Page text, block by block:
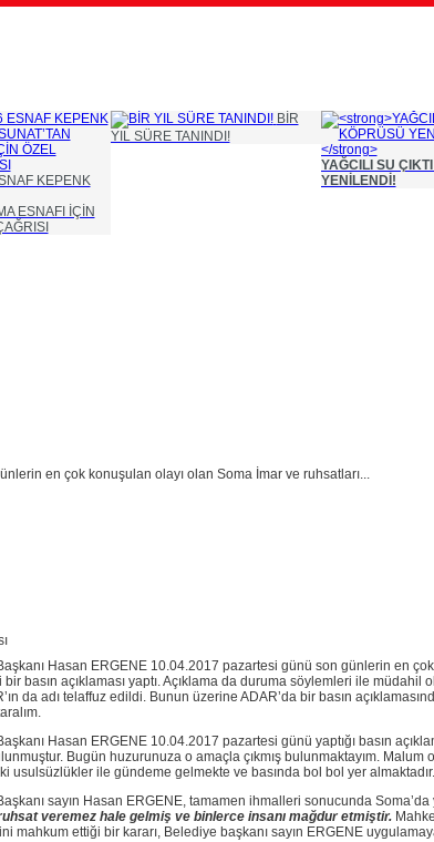
KEPENK
ESNAFI İÇİN
BİR
YIL SÜRE TANINDI!
YAĞCILI SU
YENİLENDİ!
en çok konuşulan olayı olan Soma İmar ve ruhsatları...
Hasan ERGENE 10.04.2017 pazartesi günü son günlerin en
basın açıklaması yaptı. Açıklama da duruma söylemleri ile müdahil
da adı telaffuz edildi. Bunun üzerine ADAR’da bir basın
Hasan ERGENE 10.04.2017 pazartesi günü yaptığı basın
Bugün huzurunuza o amaçla çıkmış bulunmaktayım.
usulsüzlükler ile gündeme gelmekte ve basında bol bol yer almaktadır.
sayın Hasan ERGENE, tamamen ihmalleri sonucunda
veremez hale gelmiş ve binlerce insanı mağdur etmiştir.
mahkum ettiği bir kararı, Belediye başkanı sayın ERGENE